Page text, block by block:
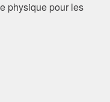
physique pour les